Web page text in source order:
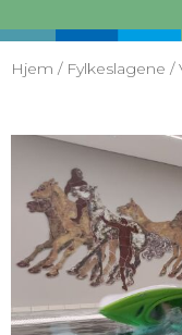
Hjem / Fylkeslagene /